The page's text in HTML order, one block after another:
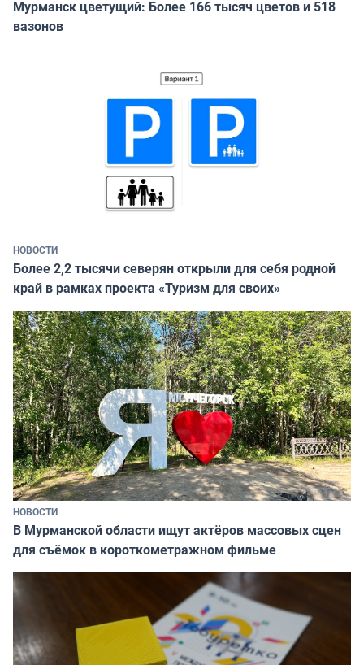
Мурманск цветущий: Более 166 тысяч цветов и 518
вазонов
НОВОСТИ
Более 2,2 тысячи северян открыли для себя родной
край в рамках проекта «Туризм для своих»
НОВОСТИ
В Мурманской области ищут актёров массовых сцен
для съёмок в короткометражном фильме